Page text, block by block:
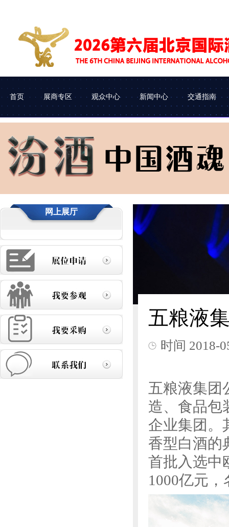
首页
展会介绍 组织机构
展商专区
参展申请 参展流程
车辆进馆
观众中心
企业查询 观众类别
新闻中心 交通指南
网上展厅
五粮液
时间 2018-
五粮液集团
造、食品包
企业集团。
香型白酒的
首批入选中
1000亿元，